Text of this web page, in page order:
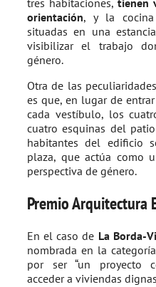
tres habitaciones, tienen
orientación, y la
situadas en una
visibilizar el trabajo
género.
Otra de las
es que, en lugar de
cada vestíbulo, los
cuatro esquinas del
habitantes del edificio
plaza, que actúa como
perspectiva de género.
Premio Arquitectura
En el caso de La Borda-
nombrada en la
por ser “un proyecto
acceder a viviendas